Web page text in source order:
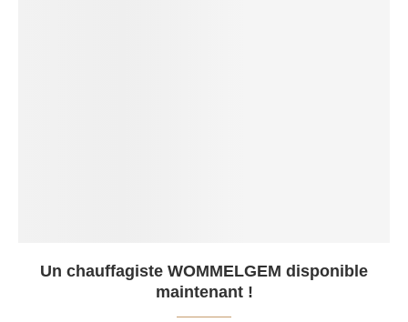
Un chauffagiste WOMMELGEM disponible
maintenant !